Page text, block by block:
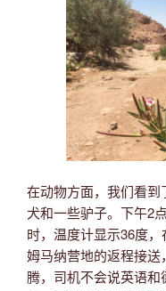
在动物方面，我们看
犬和一些驴子。下午2
时，温度计显示36度
姆马纳营地的返程接
腾，司机不会说英语